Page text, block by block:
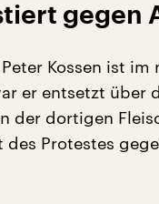
gegen
Kossen ist im
er entsetzt
der dortigen
des Protestes